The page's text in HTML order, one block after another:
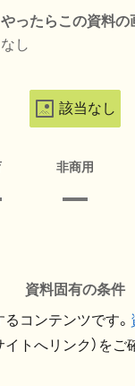
ったらこの資料の
し
該当なし
非商用
資料固有の条件
コンテンツです。
イトへリンク）をご